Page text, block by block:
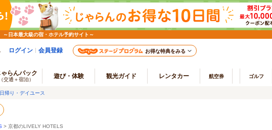
日本最大級の宿・ホテル予約サイト～
ログイン 会員登録 お得な特典をみる
ゃらんパック
（交通＋宿泊） 遊び・体験 観光ガイド レンタカー 航空券 ゴルフ
日帰り・デイユース
> 京都のLIVELY HOTELS